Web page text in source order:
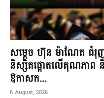
សម្តេច ហ៊ុន ម៉ាណែត ជំរុ
និស្សិតផ្តោតលើគុណភាព
ឱកាសក...
6 August, 2026